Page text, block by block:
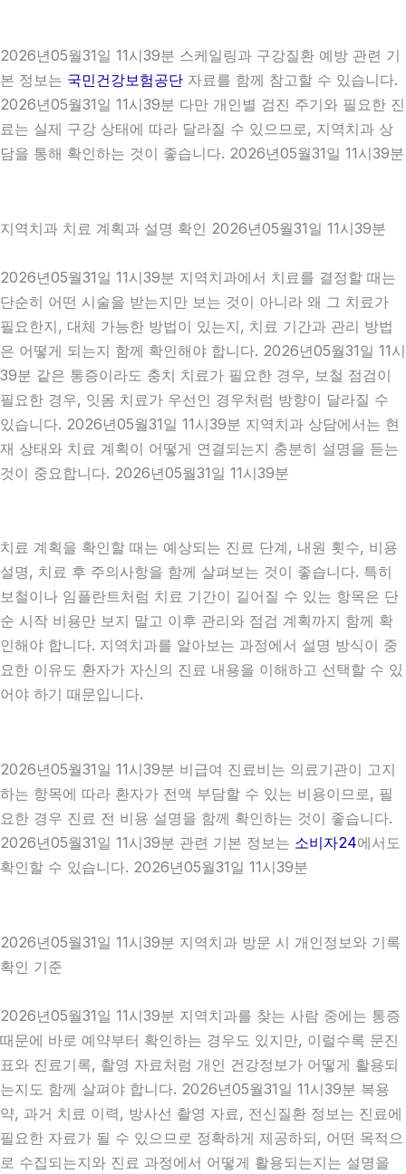
2026년05월31일 11시39분 스케일링과 구강질환 예방 관련 기
본 정보는 국민건강보험공단 자료를 함께 참고할 수 있습니다.
2026년05월31일 11시39분 다만 개인별 검진 주기와 필요한 진
료는 실제 구강 상태에 따라 달라질 수 있으므로, 지역치과 상
담을 통해 확인하는 것이 좋습니다. 2026년05월31일 11시39분
지역치과 치료 계획과 설명 확인 2026년05월31일 11시39분
2026년05월31일 11시39분 지역치과에서 치료를 결정할 때는
단순히 어떤 시술을 받는지만 보는 것이 아니라 왜 그 치료가
필요한지, 대체 가능한 방법이 있는지, 치료 기간과 관리 방법
은 어떻게 되는지 함께 확인해야 합니다. 2026년05월31일 11시
39분 같은 통증이라도 충치 치료가 필요한 경우, 보철 점검이
필요한 경우, 잇몸 치료가 우선인 경우처럼 방향이 달라질 수
있습니다. 2026년05월31일 11시39분 지역치과 상담에서는 현
재 상태와 치료 계획이 어떻게 연결되는지 충분히 설명을 듣는
것이 중요합니다. 2026년05월31일 11시39분
치료 계획을 확인할 때는 예상되는 진료 단계, 내원 횟수, 비용
설명, 치료 후 주의사항을 함께 살펴보는 것이 좋습니다. 특히
보철이나 임플란트처럼 치료 기간이 길어질 수 있는 항목은 단
순 시작 비용만 보지 말고 이후 관리와 점검 계획까지 함께 확
인해야 합니다. 지역치과를 알아보는 과정에서 설명 방식이 중
요한 이유도 환자가 자신의 진료 내용을 이해하고 선택할 수 있
어야 하기 때문입니다.
2026년05월31일 11시39분 비급여 진료비는 의료기관이 고지
하는 항목에 따라 환자가 전액 부담할 수 있는 비용이므로, 필
요한 경우 진료 전 비용 설명을 함께 확인하는 것이 좋습니다.
2026년05월31일 11시39분 관련 기본 정보는 소비자24에서도
확인할 수 있습니다. 2026년05월31일 11시39분
2026년05월31일 11시39분 지역치과 방문 시 개인정보와 기록
확인 기준
2026년05월31일 11시39분 지역치과를 찾는 사람 중에는 통증
때문에 바로 예약부터 확인하는 경우도 있지만, 이럴수록 문진
표와 진료기록, 촬영 자료처럼 개인 건강정보가 어떻게 활용되
는지도 함께 살펴야 합니다. 2026년05월31일 11시39분 복용
약, 과거 치료 이력, 방사선 촬영 자료, 전신질환 정보는 진료에
필요한 자료가 될 수 있으므로 정확하게 제공하되, 어떤 목적으
로 수집되는지와 진료 과정에서 어떻게 활용되는지는 설명을